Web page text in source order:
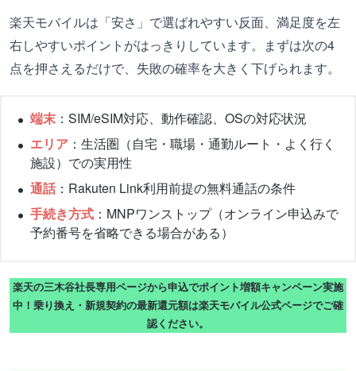
楽天モバイルは「安さ」で選ばれやすい反面、満足度を左
右しやすいポイントがはっきりしています。まずは次の4
点を押さえるだけで、失敗の確率を大きく下げられます。
端末 ：SIM/eSIM対応、動作確認、OSの対応状況
エリア ：生活圏（自宅・職場・通勤ルート・よく行く
施設）での実用性
通話：Rakuten Link利用前提の無料通話の条件
手続き方式 ：MNPワンストップ（オンライン申込みで
予約番号を省略できる場合がある）
楽天の三木谷社長専用ページから申込でポイント増額キャンペーン実施
中！乗り換え・新規契約の最新還元額は楽天モバイル公式ページでご確
認ください。